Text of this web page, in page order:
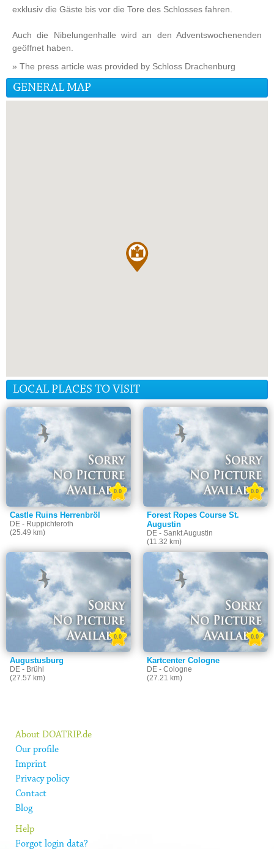
exklusiv die Gäste bis vor die Tore des Schlosses fahren.
Auch die Nibelungenhalle wird an den Adventswochenenden
geöffnet haben.
» The press article was provided by Schloss Drachenburg
GENERAL MAP
LOCAL PLACES TO VISIT
Castle Ruins Herrenbröl
DE - Ruppichteroth
(25.49 km)
0.0
Forest Ropes Course St.
Augustin
DE - Sankt Augustin
(11.32 km)
0.0
Augustusburg
DE - Brühl
(27.57 km)
0.0
Kartcenter Cologne
DE - Cologne
(27.21 km)
0.0
About DOATRIP.de
Our profile
Imprint
Privacy policy
Contact
Blog
Help
Forgot login data?